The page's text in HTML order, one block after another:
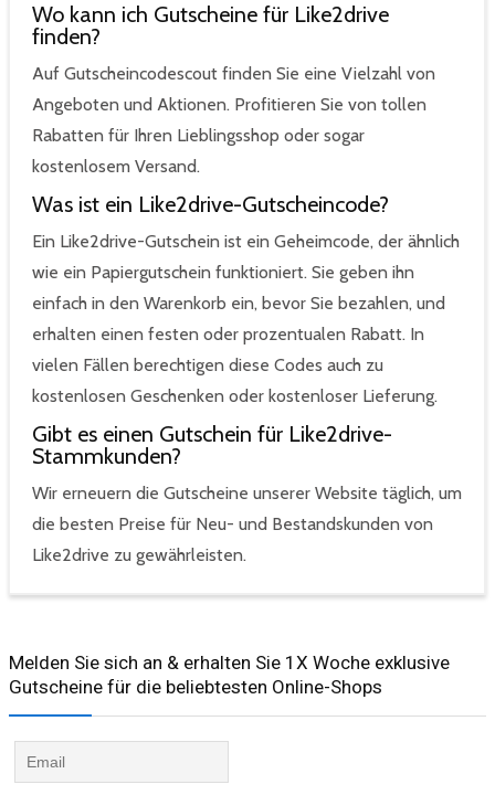
Wo kann ich Gutscheine für Like2drive
finden?
Auf Gutscheincodescout finden Sie eine Vielzahl von
Angeboten und Aktionen. Profitieren Sie von tollen
Rabatten für Ihren Lieblingsshop oder sogar
kostenlosem Versand.
Was ist ein Like2drive-Gutscheincode?
Ein Like2drive-Gutschein ist ein Geheimcode, der ähnlich
wie ein Papiergutschein funktioniert. Sie geben ihn
einfach in den Warenkorb ein, bevor Sie bezahlen, und
erhalten einen festen oder prozentualen Rabatt. In
vielen Fällen berechtigen diese Codes auch zu
kostenlosen Geschenken oder kostenloser Lieferung.
Gibt es einen Gutschein für Like2drive-
Stammkunden?
Wir erneuern die Gutscheine unserer Website täglich, um
die besten Preise für Neu- und Bestandskunden von
Like2drive zu gewährleisten.
Melden Sie sich an & erhalten Sie 1X Woche exklusive
Gutscheine für die beliebtesten Online-Shops​